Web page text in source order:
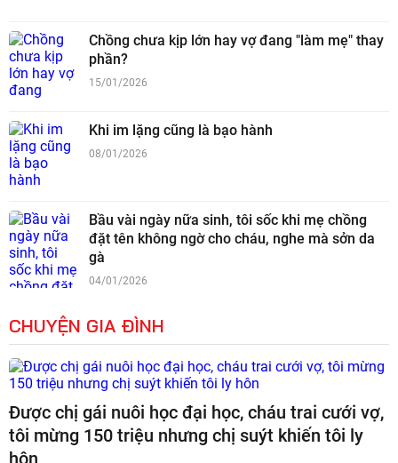
Chồng chưa kịp lớn hay vợ đang "làm mẹ" thay
phần?
15/01/2026
Khi im lặng cũng là bạo hành
08/01/2026
Bầu vài ngày nữa sinh, tôi sốc khi mẹ chồng
đặt tên không ngờ cho cháu, nghe mà sởn da
gà
04/01/2026
CHUYỆN GIA ĐÌNH
Được chị gái nuôi học đại học, cháu trai cưới vợ,
tôi mừng 150 triệu nhưng chị suýt khiến tôi ly